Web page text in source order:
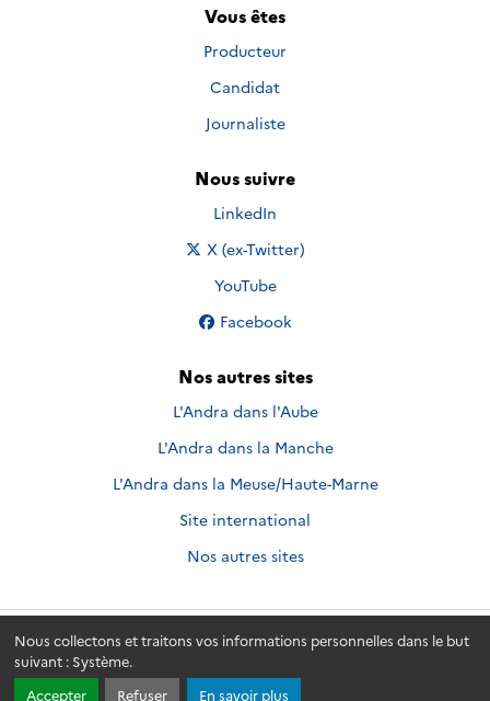
Nous collectons et traitons vos informations personnelles dans le but
suivant : Système.
Accepter
Refuser En savoir plus
Vous êtes
Producteur
Candidat
Journaliste
Nous suivre
Nous suivre sur
LinkedIn
Nous suivre sur
X (ex-Twitter)
Nous suivre sur
YouTube
Nous suivre sur
Facebook
Nos autres sites
L'Andra dans l'Aube
L'Andra dans la Manche
L'Andra dans la Meuse/Haute-Marne
Site international
Nos autres sites
Andra.fr © 2026 - Andra. Tous droits réservés.